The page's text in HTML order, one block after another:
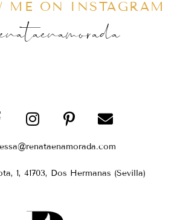
ME ON INSTAGRAM
1, 41703, Dos Hermanas (Sevilla)